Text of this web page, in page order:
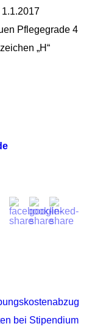
1.1.2017
Pflegegrade 4
„H“
bei Stipendium